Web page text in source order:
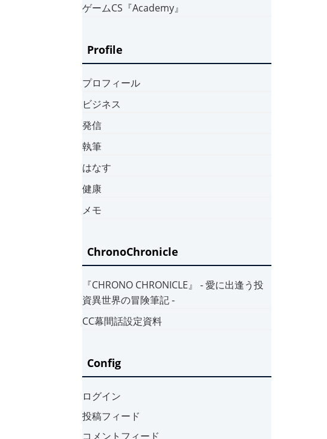
ゲームCS『Academy』
Profile
プロフィール
ビジネス
発信
執筆
はなす
健康
メモ
ChronoChronicle
『CHRONO CHRONICLE』 ‐ 愛に出逢う投
資異世界の冒険筆記 ‐
CC幕間話設定資料
Config
ログイン
投稿フィード
コメントフィード